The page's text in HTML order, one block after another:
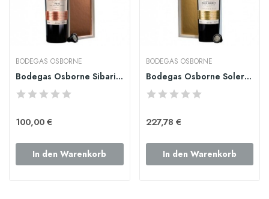
BODEGAS OSBORNE
Bodegas Osborne Sibarita
100,00 €
In den Warenkorb
BODEGAS OSBORNE
Bodegas Osborne Solera PAP
227,78 €
In den Warenkorb